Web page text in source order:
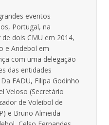
eventos
Portugal, na
dois CMU em 2014,
e Andebol em
com uma delegação
das entidades
FADU, Filipa Godinho
Veloso (Secretário
de Voleibol de
e Bruno Almeida